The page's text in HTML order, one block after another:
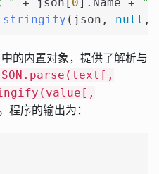
stringify (json, null ,
的内置对象，提供了解析与
程序的输出为：